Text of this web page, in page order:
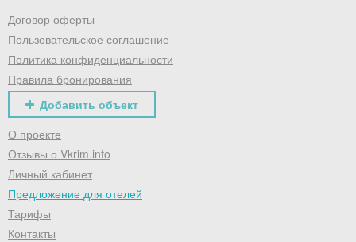
Договор оферты
Пользовательское соглашение
Политика конфиденциальности
Правила бронирования
Добавить объект
О проекте
Отзывы о Vkrim.info
Личный кабинет
Предложение для отелей
Тарифы
Контакты